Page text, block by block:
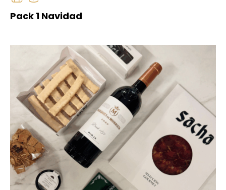
Pack 1 Navidad